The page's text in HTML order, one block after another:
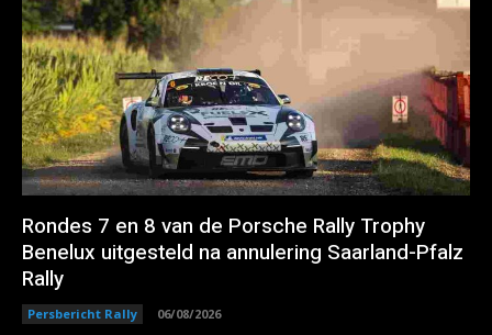
Rondes 7 en 8 van de Porsche Rally Trophy
Benelux uitgesteld na annulering Saarland-Pfalz
Rally
Persbericht Rally 06/08/2026